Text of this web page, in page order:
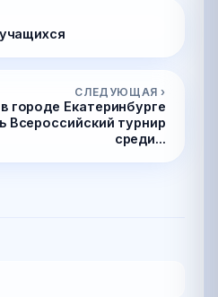
СЛЕДУЮЩАЯ ›
городе Екатеринбурге
Всероссийский турнир
среди...